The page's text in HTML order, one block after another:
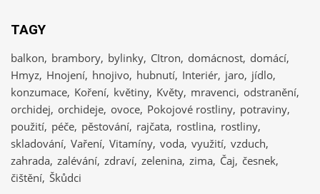
TAGY
balkon brambory bylinky CItron domácnost domácí
Hmyz Hnojení hnojivo hubnutí Interiér jaro jídlo
konzumace Koření květiny Květy mravenci odstranění
orchidej orchideje ovoce Pokojové rostliny potraviny
použití péče pěstování rajčata rostlina rostliny
skladování Vaření Vitamíny voda využití vzduch
zahrada zalévání zdraví zelenina zima Čaj česnek
čištění Škůdci